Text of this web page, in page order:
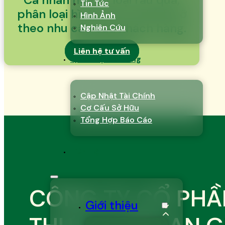
Tin Tức
Hình Ảnh
Nghiên Cứu
Quan Hệ Cổ Đông
Cập Nhật Tài Chính
Cơ Cấu Sở Hữu
Tổng Hợp Báo Cáo
Giới thiệu
phân loại hình thức, và kích cỡ
theo nhu cầu của khách hàng.
Liên hệ tư vấn
CÔNG TY CỔ